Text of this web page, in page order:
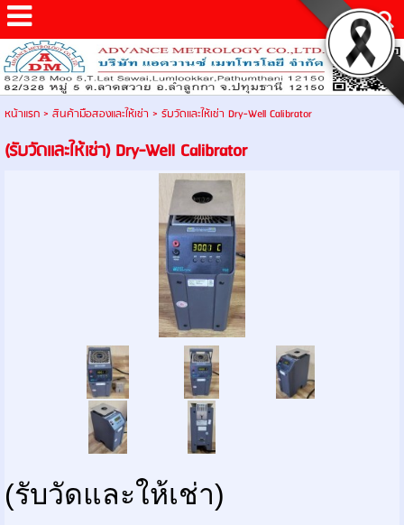
หน้าแรก> สินค้ามือสองและให้เช่า > รับวัดและให้เช่า Dry-Well Calibrator
(รับวัดและให้เช่า) Dry-Well Calibrator
(รับวัดและให้เช่า)